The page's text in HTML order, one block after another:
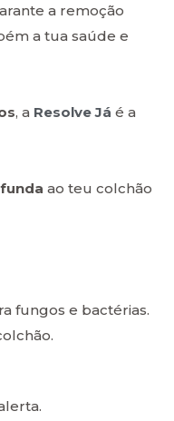
a remoção
a tua saúde e
, a Resolve Já é a
ao teu colchão
fungos e bactérias.